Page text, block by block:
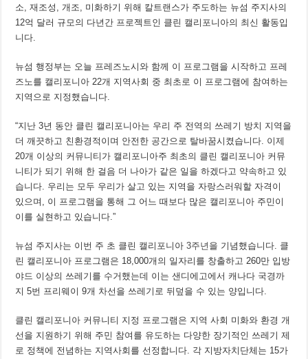
소, 재조성, 개조, 미화하기 위해 칼트랜스가 주도하는 뉴섬 주지사의
12억 달러 규모의 다년간 프로젝트인 클린 캘리포니아의 최신 활동입
니다.
뉴섬 행정부는 오늘 프레즈노시와 함께 이 프로그램을 시작하고 프레
즈노를 캘리포니아 22개 지역사회 중 최초로 이 프로그램에 참여하는
지역으로 지정했습니다.
“지난 3년 동안 클린 캘리포니아는 우리 주 전역의 쓰레기 방치 지역을
더 깨끗하고 친환경적이며 안전한 공간으로 탈바꿈시켰습니다. 이제
20개 이상의 커뮤니티가 캘리포니아주 최초의 클린 캘리포니아 커뮤
니티가 되기 위해 한 걸음 더 나아가 같은 일을 하겠다고 약속하고 있
습니다. 우리는 모두 우리가 살고 있는 지역을 자랑스러워할 자격이
있으며, 이 프로그램을 통해 그 어느 때보다 많은 캘리포니아 주민이
이를 실현하고 있습니다.”
뉴섬 주지사는 이번 주 초 클린 캘리포니아3주년 을 기념했습니다. 클
린 캘리포니아 프로그램은 18,000개의 일자리를 창출하고 260만 입방
야드 이상의 쓰레기를 수거했는데 이는 샌디에고에서 캐나다 국경까
지 5번 프리웨이 9개 차선을 쓰레기로 뒤덮을 수 있는 양입니다.
클린 캘리포니아 커뮤니티 지정 프로그램은 지역 사회 미화와 환경 개
선을 지원하기 위해 주민 참여를 유도하는 다양한 장기적인 쓰레기 제
로 정책에 전념하는 지역사회를 선정합니다. 각 지방자치단체는 15가